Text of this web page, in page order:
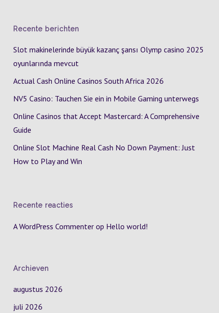
Recente berichten
Slot makinelerinde büyük kazanç şansı Olymp casino 2025
oyunlarında mevcut
Actual Cash Online Casinos South Africa 2026
NV5 Casino: Tauchen Sie ein in Mobile Gaming unterwegs
Online Casinos that Accept Mastercard: A Comprehensive
Guide
Online Slot Machine Real Cash No Down Payment: Just
How to Play and Win
Recente reacties
A WordPress Commenterop Hello world!
Archieven
augustus 2026
juli 2026